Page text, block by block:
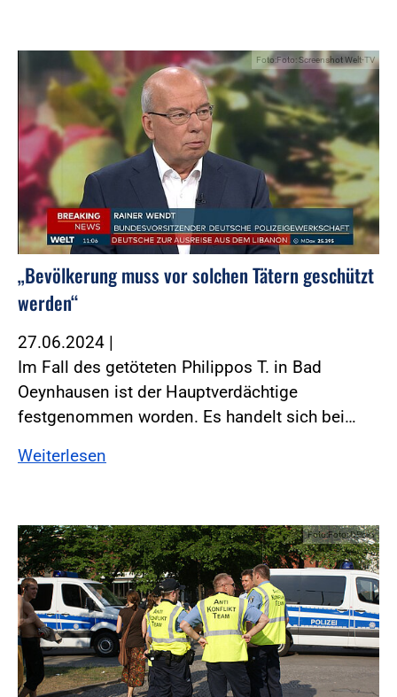
Foto:Foto: Screenshot Welt-TV
„Bevölkerung muss vor solchen Tätern geschützt
werden“
27.06.2024 |
Im Fall des getöteten Philippos T. in Bad
Oeynhausen ist der Hauptverdächtige
festgenommen worden. Es handelt sich bei…
Weiterlesen
Foto:Foto: DPolG